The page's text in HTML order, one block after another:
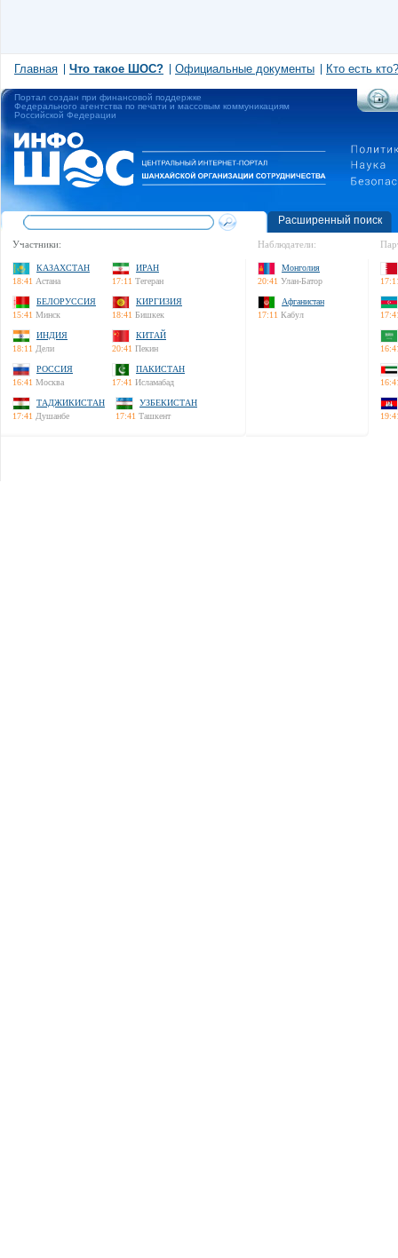
Главная Что такое ШОС? Официальные документы Кто есть кто?
Портал создан при финансовой поддержке
Федерального агентства по печати и массовым коммуникациям
Российской Федерации
Расширенный поиск
Участники:
КАЗАХСТАН
18:41 Астана
ИРАН
17:11 Тегеран
БЕЛОРУССИЯ
15:41 Минск
КИРГИЗИЯ
18:41 Бишкек
ИНДИЯ
18:11 Дели
КИТАЙ
20:41 Пекин
РОССИЯ
16:41 Москва
ПАКИСТАН
17:41 Исламабад
ТАДЖИКИСТАН
17:41 Душанбе
УЗБЕКИСТАН
17:41 Ташкент
Наблюдатели:
Монголия
20:41 Улан-Батор
Афганистан
17:11 Кабул